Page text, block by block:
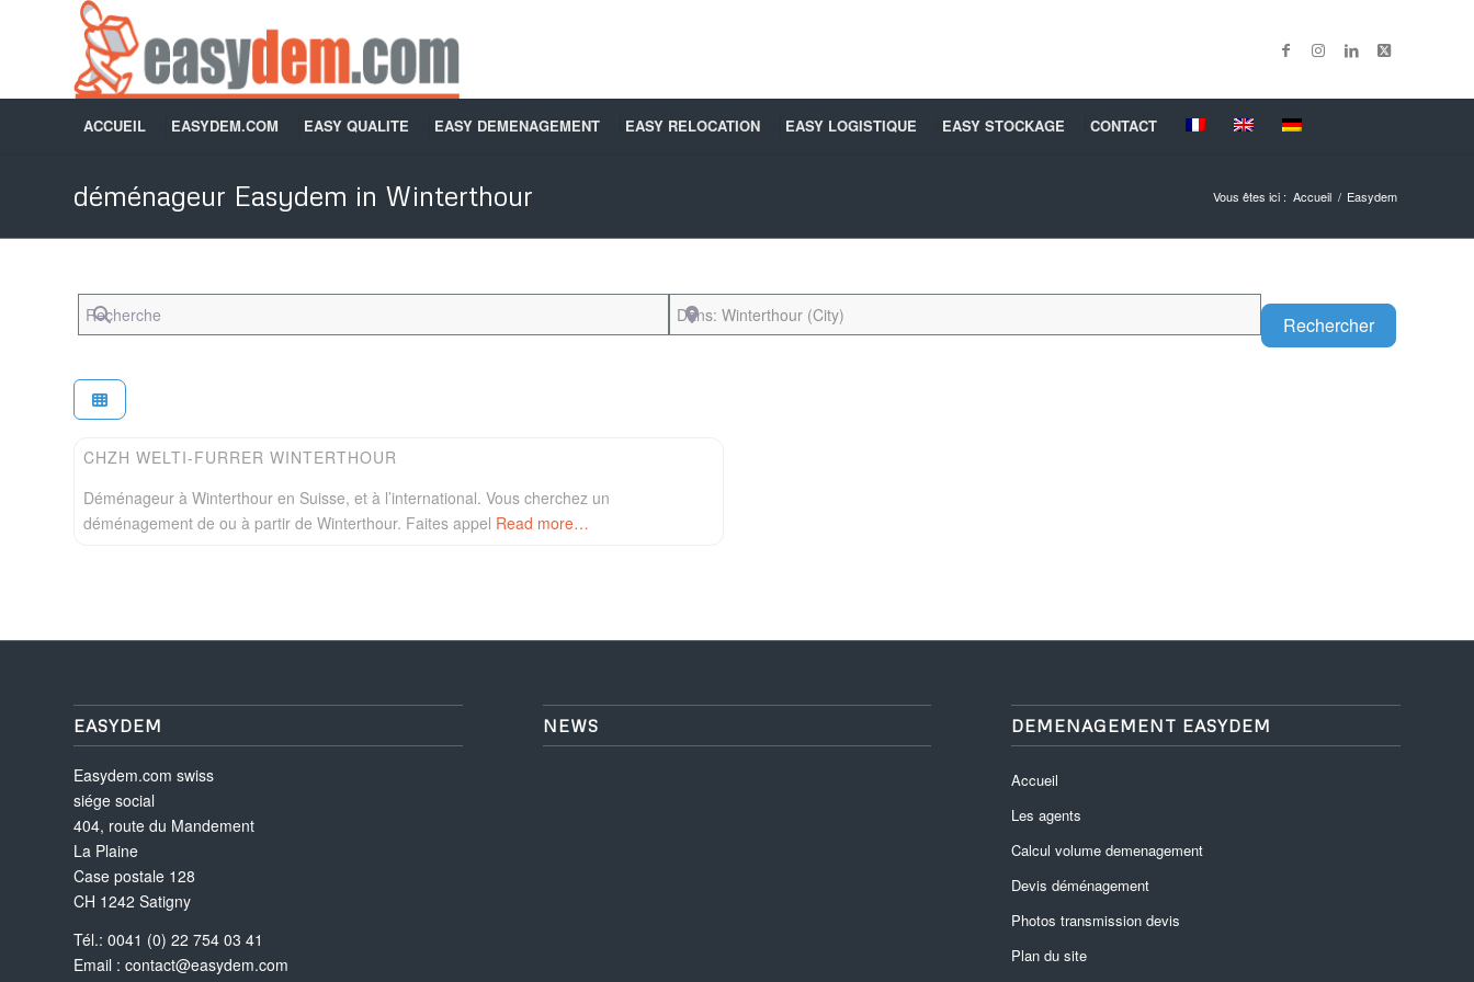
ACCUEIL EASYDEM.COM EASY QUALITE EASY DEMENAGEMENT EASY RELOCATION EASY LOGISTIQUE EASY STOCKAGE CONTACT
déménageur Easydem in Winterthour Vous êtes ici : Accueil / Easydem
Recherche Près de
RechercherSearch
Easydem
CHZH WELTI-FURRER WINTERTHOUR
Déménageur à Winterthour en Suisse, et à l’international. Vous cherchez un
déménagement de ou à partir de Winterthour. Faites appel Read more…
EASYDEM
Easydem.com swiss
siége social
404, route du Mandement
La Plaine
Case postale 128
CH 1242 Satigny
Tél.: 0041 (0) 22 754 03 41
Email : contact@easydem.com
NEWS DEMENAGEMENT EASYDEM
Accueil
Les agents
Calcul volume demenagement
Devis déménagement
Photos transmission devis
Plan du site